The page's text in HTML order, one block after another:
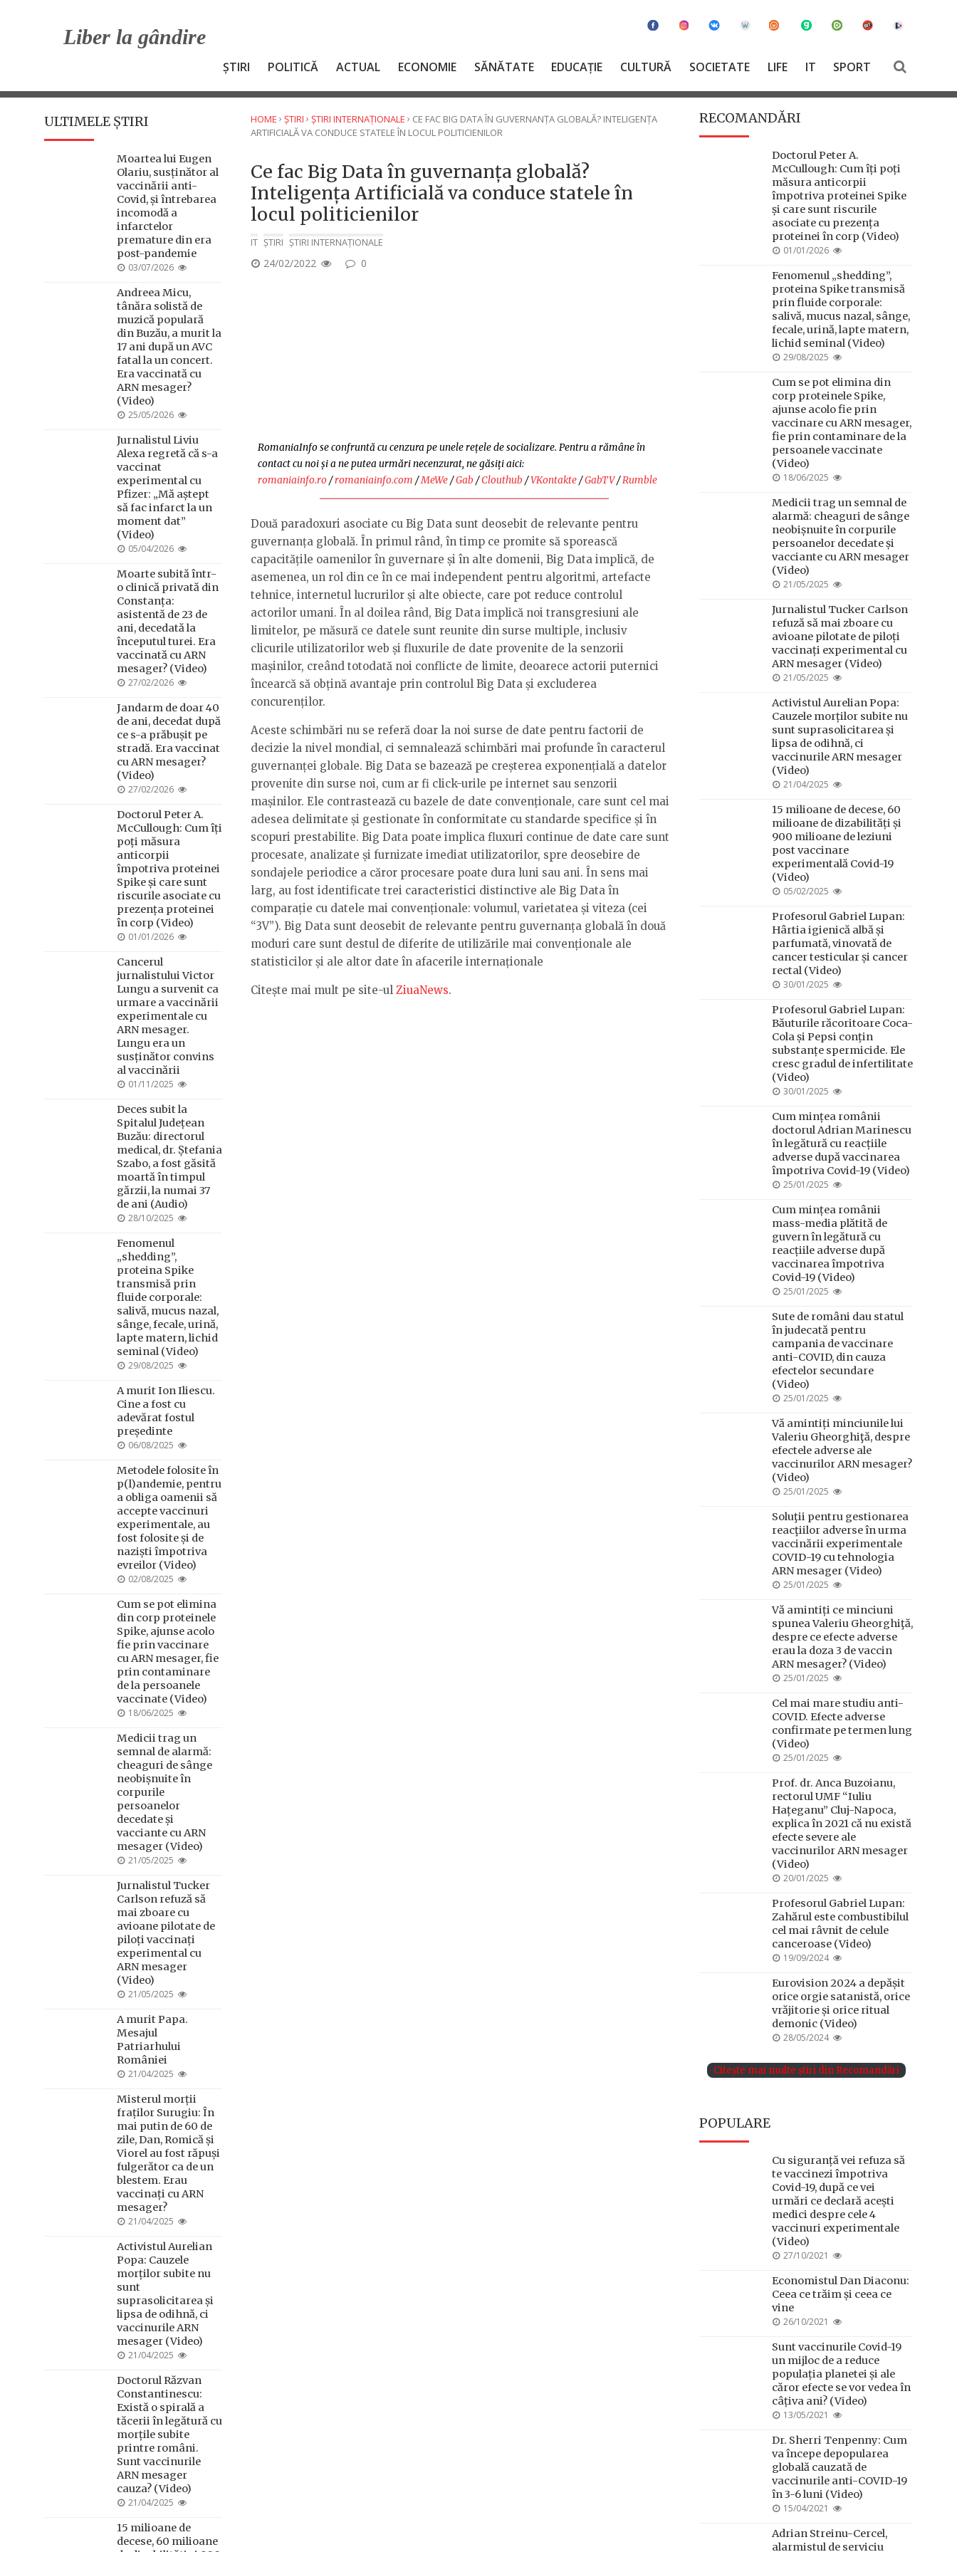
Liber la gândire
ȘTIRI POLITICĂ ACTUAL ECONOMIE SĂNĂTATE EDUCAȚIE CULTURĂ SOCIETATE LIFE IT SPORT
ULTIMELE ȘTIRI
Moartea lui Eugen
Olariu, susținător al
vaccinării anti-
Covid, și întrebarea
incomodă a
infarctelor
premature din era
post-pandemie
POSTED
03/07/2026
Andreea Micu,
tânăra solistă de
muzică populară
din Buzău, a murit la
17 ani după un AVC
fatal la un concert.
Era vaccinată cu
ARN mesager?
(Video)
POSTED
25/05/2026
Jurnalistul Liviu
Alexa regretă că s-a
vaccinat
experimental cu
Pfizer: „Mă aștept
să fac infarct la un
moment dat”
(Video)
POSTED
05/04/2026
Moarte subită într-
o clinică privată din
Constanța:
asistentă de 23 de
ani, decedată la
începutul turei. Era
vaccinată cu ARN
mesager? (Video)
POSTED
27/02/2026
Jandarm de doar 40
de ani, decedat după
ce s-a prăbușit pe
stradă. Era vaccinat
cu ARN mesager?
(Video)
POSTED
27/02/2026
Doctorul Peter A.
McCullough: Cum îți
poți măsura
anticorpii
împotriva proteinei
Spike și care sunt
riscurile asociate cu
prezența proteinei
în corp (Video)
POSTED
01/01/2026
Cancerul
jurnalistului Victor
Lungu a survenit ca
urmare a vaccinării
experimentale cu
ARN mesager.
Lungu era un
susținător convins
al vaccinării
POSTED
01/11/2025
Deces subit la
Spitalul Județean
Buzău: directorul
medical, dr. Ștefania
Szabo, a fost găsită
moartă în timpul
gărzii, la numai 37
de ani (Audio)
POSTED
28/10/2025
Fenomenul
„shedding”,
proteina Spike
transmisă prin
fluide corporale:
salivă, mucus nazal,
sânge, fecale, urină,
lapte matern, lichid
seminal (Video)
POSTED
29/08/2025
A murit Ion Iliescu.
Cine a fost cu
adevărat fostul
președinte
POSTED
06/08/2025
Metodele folosite în
p(l)andemie, pentru
a obliga oamenii să
accepte vaccinuri
experimentale, au
fost folosite și de
naziști împotriva
evreilor (Video)
POSTED
02/08/2025
Cum se pot elimina
din corp proteinele
Spike, ajunse acolo
fie prin vaccinare
cu ARN mesager, fie
prin contaminare
de la persoanele
vaccinate (Video)
POSTED
18/06/2025
Medicii trag un
semnal de alarmă:
cheaguri de sânge
neobișnuite în
corpurile
persoanelor
decedate și
vacciante cu ARN
mesager (Video)
POSTED
21/05/2025
Jurnalistul Tucker
Carlson refuză să
mai zboare cu
avioane pilotate de
piloți vaccinați
experimental cu
ARN mesager
(Video)
POSTED
21/05/2025
A murit Papa.
Mesajul
Patriarhului
României
POSTED
21/04/2025
Misterul morții
fraților Surugiu: În
mai putin de 60 de
zile, Dan, Romică și
Viorel au fost răpuși
fulgerător ca de un
blestem. Erau
vaccinați cu ARN
mesager?
POSTED
21/04/2025
Activistul Aurelian
Popa: Cauzele
morților subite nu
sunt
suprasolicitarea și
lipsa de odihnă, ci
vaccinurile ARN
mesager (Video)
POSTED
21/04/2025
Doctorul Răzvan
Constantinescu:
Există o spirală a
tăcerii în legătură cu
morțile subite
printre români.
Sunt vaccinurile
ARN mesager
cauza? (Video)
POSTED
21/04/2025
15 milioane de
decese, 60 milioane
HOME › ȘTIRI › ȘTIRI INTERNAȚIONALE › CE FAC BIG DATA ÎN GUVERNANȚA GLOBALĂ? INTELIGENȚA
ARTIFICIALĂ VA CONDUCE STATELE ÎN LOCUL POLITICIENILOR
Ce fac Big Data în guvernanța globală?
Inteligența Artificială va conduce statele în
locul politicienilor
IT ȘTIRI ȘTIRI INTERNAȚIONALE
POSTED
24/02/2022 0
RomaniaInfo se confruntă cu cenzura pe unele rețele de socializare. Pentru a rămâne în
contact cu noi și a ne putea urmări necenzurat, ne găsiți aici:
romaniainfo.ro/romaniainfo.com /MeWe/Gab /Clouthub /VKontakte/GabTV/Rumble
Două paradoxuri asociate cu Big Data sunt deosebit de relevante pentru
guvernanța globală. În primul rând, în timp ce promite să sporească
capacitățile oamenilor în guvernare și în alte domenii, Big Data implică, de
asemenea, un rol din ce în ce mai independent pentru algoritmi, artefacte
tehnice, internetul lucrurilor și alte obiecte, care pot reduce controlul
actorilor umani. În al doilea rând, Big Data implică noi transgresiuni ale
limitelor, pe măsură ce datele sunt reunite din surse multiple, inclusiv
clicurile utilizatorilor web și fluxurile de date provenite de la senzorii
mașinilor, creând totodată noi conflicte de limite, deoarece actorii puternici
încearcă să obțină avantaje prin controlul Big Data și excluderea
concurenților.
Aceste schimbări nu se referă doar la noi surse de date pentru factorii de
decizie la nivel mondial, ci semnalează schimbări mai profunde în caracterul
guvernanței globale. Big Data se bazează pe creșterea exponențială a datelor
provenite din surse noi, cum ar fi click-urile pe internet sau senzorii
mașinilor. Ele contrastează cu bazele de date convenționale, care sunt cel mai
adesea delimitate și gestionate în conformitate cu standarde specifice și în
scopuri prestabilite. Big Data poate implica fluxuri continue de date care sunt
procesate, analizate și furnizate imediat utilizatorilor, spre deosebire de
sondajele periodice a căror procesare poate dura luni sau ani. În sens mai
larg, au fost identificate trei caracteristici distinctive ale Big Data în
comparație cu datele mai convenționale: volumul, varietatea și viteza (cei
“3V”). Big Data sunt deosebit de relevante pentru guvernanța globală în două
moduri care sunt destul de diferite de utilizările mai convenționale ale
statisticilor și ale altor date în afacerile internaționale
Citește mai mult pe site-ul ZiuaNews.
RECOMANDĂRI
Doctorul Peter A.
McCullough: Cum îți poți
măsura anticorpii
împotriva proteinei Spike
și care sunt riscurile
asociate cu prezența
proteinei în corp (Video)
POSTED
01/01/2026
Fenomenul „shedding”,
proteina Spike transmisă
prin fluide corporale:
salivă, mucus nazal, sânge,
fecale, urină, lapte matern,
lichid seminal (Video)
POSTED
29/08/2025
Cum se pot elimina din
corp proteinele Spike,
ajunse acolo fie prin
vaccinare cu ARN mesager,
fie prin contaminare de la
persoanele vaccinate
(Video)
POSTED
18/06/2025
Medicii trag un semnal de
alarmă: cheaguri de sânge
neobișnuite în corpurile
persoanelor decedate și
vacciante cu ARN mesager
(Video)
POSTED
21/05/2025
Jurnalistul Tucker Carlson
refuză să mai zboare cu
avioane pilotate de piloți
vaccinați experimental cu
ARN mesager (Video)
POSTED
21/05/2025
Activistul Aurelian Popa:
Cauzele morților subite nu
sunt suprasolicitarea și
lipsa de odihnă, ci
vaccinurile ARN mesager
(Video)
POSTED
21/04/2025
15 milioane de decese, 60
milioane de dizabilități și
900 milioane de leziuni
post vaccinare
experimentală Covid-19
(Video)
POSTED
05/02/2025
Profesorul Gabriel Lupan:
Hârtia igienică albă și
parfumată, vinovată de
cancer testicular și cancer
rectal (Video)
POSTED
30/01/2025
Profesorul Gabriel Lupan:
Băuturile răcoritoare Coca-
Cola și Pepsi conțin
substanțe spermicide. Ele
cresc gradul de infertilitate
(Video)
POSTED
30/01/2025
Cum mințea românii
doctorul Adrian Marinescu
în legătură cu reacțiile
adverse după vaccinarea
împotriva Covid-19 (Video)
POSTED
25/01/2025
Cum mințea românii
mass-media plătită de
guvern în legătură cu
reacțiile adverse după
vaccinarea împotriva
Covid-19 (Video)
POSTED
25/01/2025
Sute de români dau statul
în judecată pentru
campania de vaccinare
anti-COVID, din cauza
efectelor secundare
(Video)
POSTED
25/01/2025
Vă amintiți minciunile lui
Valeriu Gheorghiţă, despre
efectele adverse ale
vaccinurilor ARN mesager?
(Video)
POSTED
25/01/2025
Soluţii pentru gestionarea
reacţiilor adverse în urma
vaccinării experimentale
COVID-19 cu tehnologia
ARN mesager (Video)
POSTED
25/01/2025
Vă amintiți ce minciuni
spunea Valeriu Gheorghiţă,
despre ce efecte adverse
erau la doza 3 de vaccin
ARN mesager? (Video)
POSTED
25/01/2025
Cel mai mare studiu anti-
COVID. Efecte adverse
confirmate pe termen lung
(Video)
POSTED
25/01/2025
Prof. dr. Anca Buzoianu,
rectorul UMF “Iuliu
Hațeganu” Cluj-Napoca,
explica în 2021 că nu există
efecte severe ale
vaccinurilor ARN mesager
(Video)
POSTED
20/01/2025
Profesorul Gabriel Lupan:
Zahărul este combustibilul
cel mai râvnit de celule
canceroase (Video)
POSTED
19/09/2024
Eurovision 2024 a depășit
orice orgie satanistă, orice
vrăjitorie și orice ritual
demonic (Video)
POSTED
28/05/2024
Citește mai multe știri din Recomandări
POPULARE
Cu siguranță vei refuza să
te vaccinezi împotriva
Covid-19, după ce vei
urmări ce declară acești
medici despre cele 4
vaccinuri experimentale
(Video)
POSTED
27/10/2021
Economistul Dan Diaconu:
Ceea ce trăim și ceea ce
vine
POSTED
26/10/2021
Sunt vaccinurile Covid-19
un mijloc de a reduce
populația planetei și ale
căror efecte se vor vedea în
câțiva ani? (Video)
POSTED
13/05/2021
Dr. Sherri Tenpenny: Cum
va începe depopularea
globală cauzată de
vaccinurile anti-COVID-19
în 3-6 luni (Video)
POSTED
15/04/2021
Adrian Streinu-Cercel,
alarmistul de serviciu